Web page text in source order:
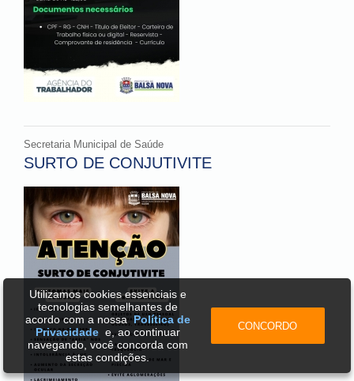
Secretaria Municipal de Saúde
SURTO DE CONJUTIVITE
Utilizamos cookies essenciais e
tecnologias semelhantes de
acordo com a nossaPolítica de
Privacidadee, ao continuar
navegando, você concorda com
estas condições.
CONCORDO